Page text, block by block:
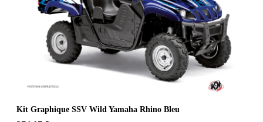
Kit Graphique SSV Wild Yamaha Rhino Bleu